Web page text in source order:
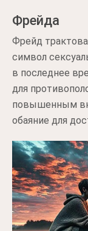
Фрейда
Фрейд
символ
в последнее
для
повышенным
обаяние для